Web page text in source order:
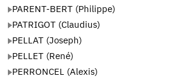
PARENT-BERT (Philippe)
PATRIGOT (Claudius)
PELLAT (Joseph)
PELLET (René)
PERRONCEL (Alexis)